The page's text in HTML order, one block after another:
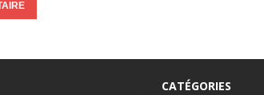
CATÉGORIES